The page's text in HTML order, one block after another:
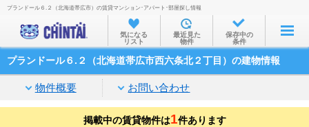
お部屋を探す
沿線・駅から
家賃相場から
通勤通学時間から
プランドール６.２（北海道帯広市）の賃貸マンション･アパート･部屋探し情報
気になる
リスト
最近見た
物件
保存中の
条件
プランドール６.２（北海道帯広市西六条北２丁目）の建物情報
物件概要 お問い合わせ
掲載中の賃貸物件は1件あります